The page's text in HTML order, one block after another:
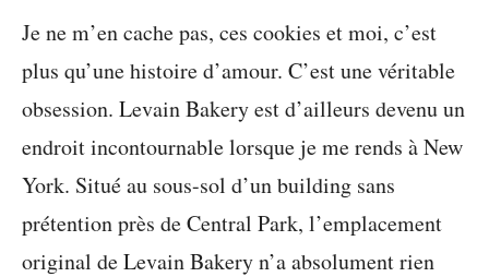
Je ne m’en cache pas, ces cookies et moi, c’est
plus qu’une histoire d’amour. C’est une véritable
obsession. Levain Bakery est d’ailleurs devenu un
endroit incontournable lorsque je me rends à New
York. Situé au sous-sol d’un building sans
prétention près de Central Park, l’emplacement
original de Levain Bakery n’a absolument rien